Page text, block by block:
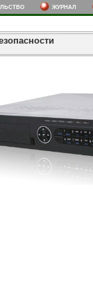
журнал